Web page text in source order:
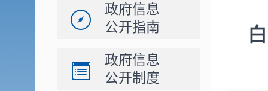
政府信息
公开指南
政府信息
公开制度